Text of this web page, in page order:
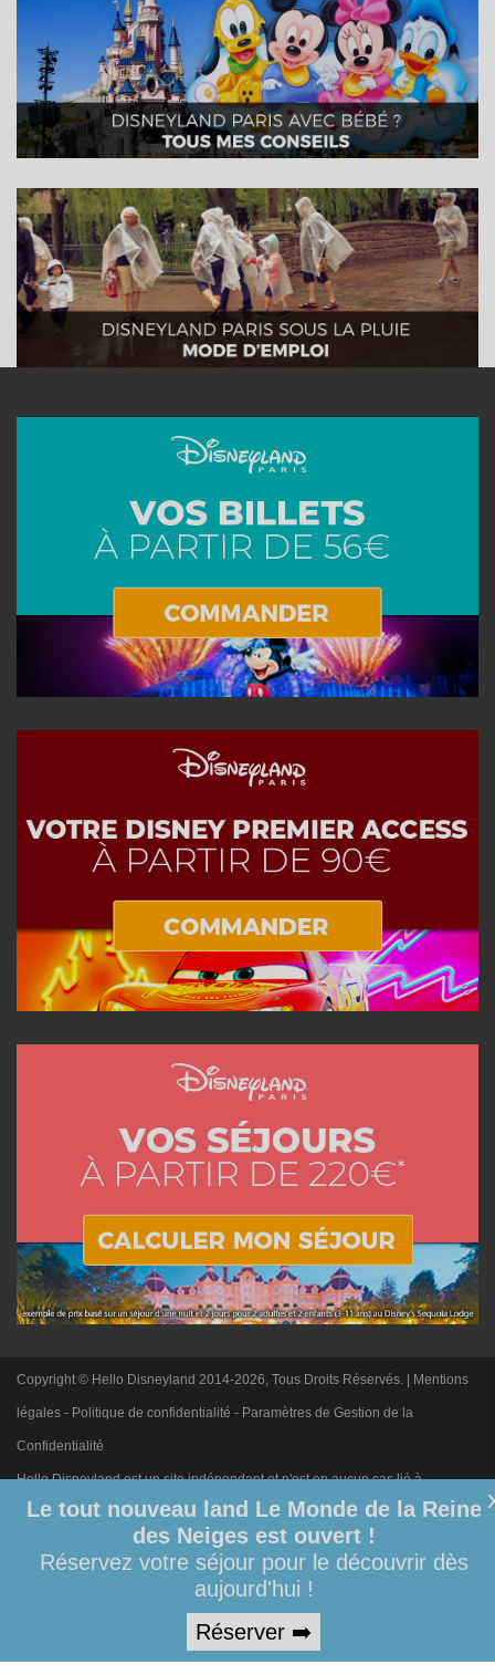
Copyright © Hello Disneyland 2014-2026, Tous Droits Réservés. | Mentions
légales - Politique de confidentialité - Paramètres de Gestion de la
Confidentialité
Hello Disneyland est un site indépendant et n'est en aucun cas lié à
Disneyland Paris. Toute demande adressée à Disneyland Paris sera
ignorée. Merci de votre compréhension.
Le tout nouveau land Le Monde de la Reine
des Neiges est ouvert !
Réservez votre séjour pour le découvrir dès
aujourd'hui !
Réserver ➡️